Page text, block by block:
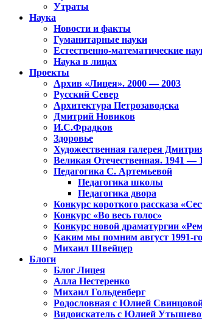
Утраты
Наука
Новости и факты
Гуманитарные науки
Естественно-математические
Наука в лицах
Проекты
Архив «Лицея». 2000 — 2003
Русский Север
Архитектура Петрозаводска
Дмитрий Новиков
И.С.Фрадков
Здоровье
Художественная галерея
Великая Отечественная. 1941 —
Педагогика С. Артемьевой
Педагогика школы
Педагогика двора
Конкурс короткого рассказа
Конкурс «Во весь голос»
Конкурс новой драматургии
Каким мы помним август 1991-
Михаил Швейцер
Блоги
Блог Лицея
Алла Нестеренко
Михаил Гольденберг
Родословная с Юлией
Видоискатель с Юлией